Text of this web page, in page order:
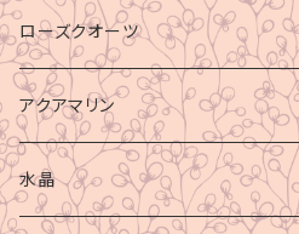
ローズクオーツ
アクアマリン
水晶